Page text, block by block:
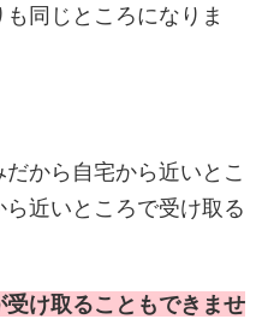
同じところになりま
から自宅から近いとこ
近いところで受け取る
け取ることもできませ